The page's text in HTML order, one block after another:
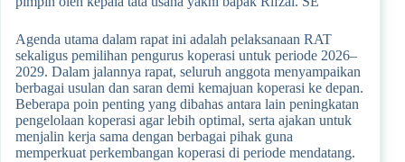
Agenda utama dalam rapat ini adalah pelaksanaan RAT
sekaligus pemilihan pengurus koperasi untuk periode 2026–
2029. Dalam jalannya rapat, seluruh anggota menyampaikan
berbagai usulan dan saran demi kemajuan koperasi ke depan.
Beberapa poin penting yang dibahas antara lain peningkatan
pengelolaan koperasi agar lebih optimal, serta ajakan untuk
menjalin kerja sama dengan berbagai pihak guna
memperkuat perkembangan koperasi di periode mendatang.